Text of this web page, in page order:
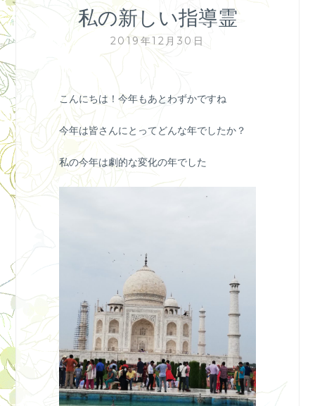
私の新しい指導霊
2019年12月30日
こんにちは！今年もあとわずかですね
今年は皆さんにとってどんな年でしたか？
私の今年は劇的な変化の年でした